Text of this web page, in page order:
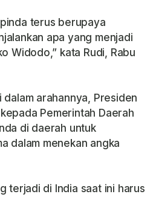
terus berupaya
apa yang menjadi
Widodo,” kata Rudi, Rabu
arahannya, Presiden
Pemerintah Daerah
di daerah untuk
dalam menekan angka
terjadi di India saat ini harus